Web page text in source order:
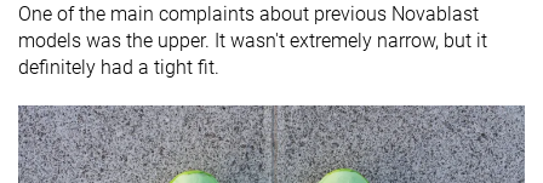
One of the main complaints about previous Novablast
models was the upper. It wasn't extremely narrow, but it
definitely had a tight fit.